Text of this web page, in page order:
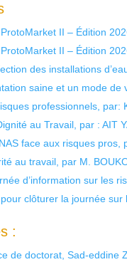
II – Édition
II – Édition
des installations
saine et un mode de
professionnels, par:
au Travail, par : AIT
face aux risques pros,
au travail, par M.
d’information sur les
clôturer la journée sur
:
de doctorat, Sad-eddine